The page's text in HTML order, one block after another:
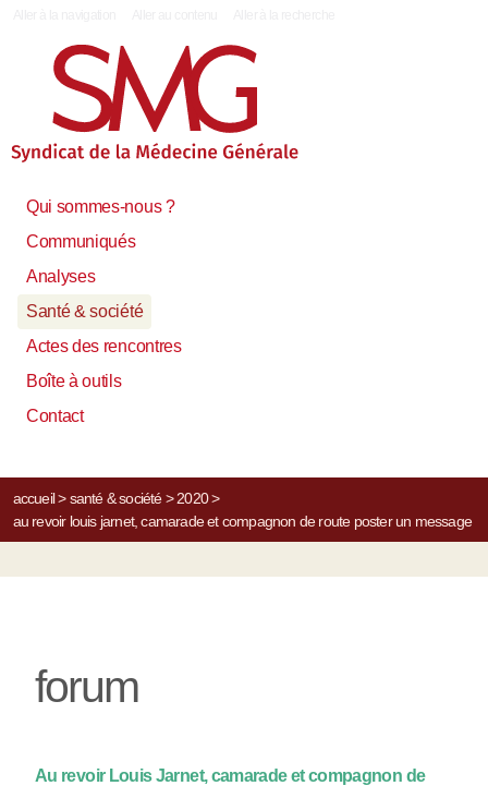
Qui sommes-nous ?
Communiqués
Analyses
Santé & société
Actes des rencontres
Boîte à outils
Contact
accueil> santé & société> 2020>
au revoir louis jarnet, camarade et compagnon de route poster un message
forum
Au revoir Louis Jarnet, camarade et compagnon de